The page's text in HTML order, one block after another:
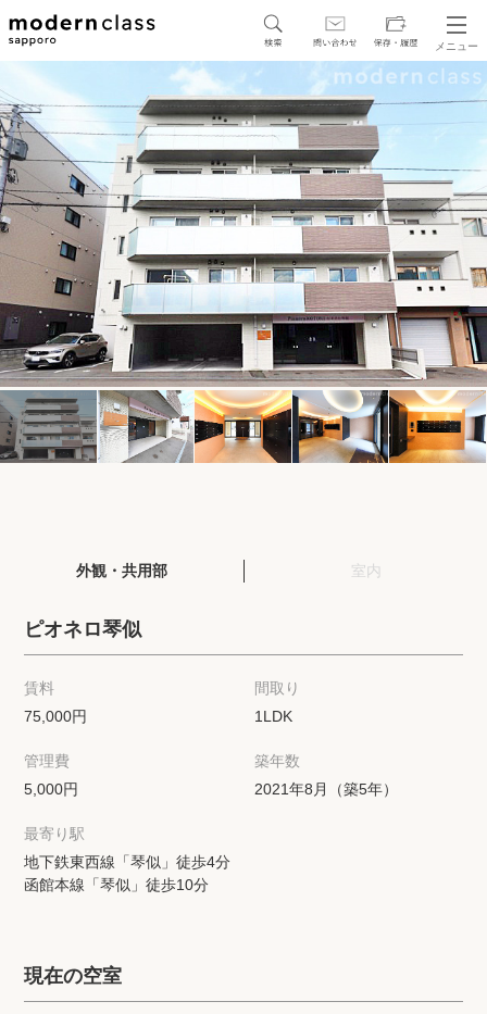
メニュー
SEARCH
地図から探す 駅・路線から探す
区から探す
人気エリアから探す
アクセスランキング
保存した検索条件
店舗紹介
希望条件を伝えてプロに探してもらう
来店予約
高級賃貸物件コラム
プライバシーポリシー
外観・共用部 室内
ピオネロ琴似
賃料
75,000円
間取り
1LDK
管理費
5,000円
築年数
2021年8月（築5年）
最寄り駅
地下鉄東西線「琴似」徒歩4分
函館本線「琴似」徒歩10分
現在の空室